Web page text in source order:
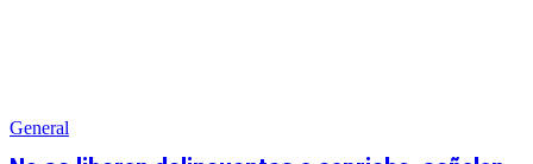
General